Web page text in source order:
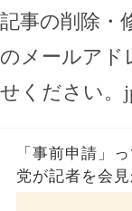
記事の削除・
のメールアド
せください。
「事前申請」
党が記者を会